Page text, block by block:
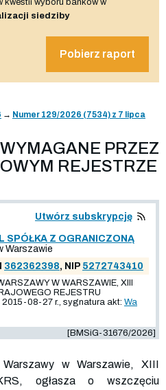
siedziby
Pobierz raport
→ Numer 129/2026 (7534) z 7 lipca
PRZEZ
REJESTRZE
Utwórz subskrypcję
SPÓŁKA Z OGRANICZONĄ
Warszawie
362362398, NIP 5272743410
W WARSZAWIE, XIII
REJESTRU
2015-08-27 r., sygnatura akt: Wa
[BMSiG-31676/2026]
w Warszawie, XIII
ogłasza o wszczęciu